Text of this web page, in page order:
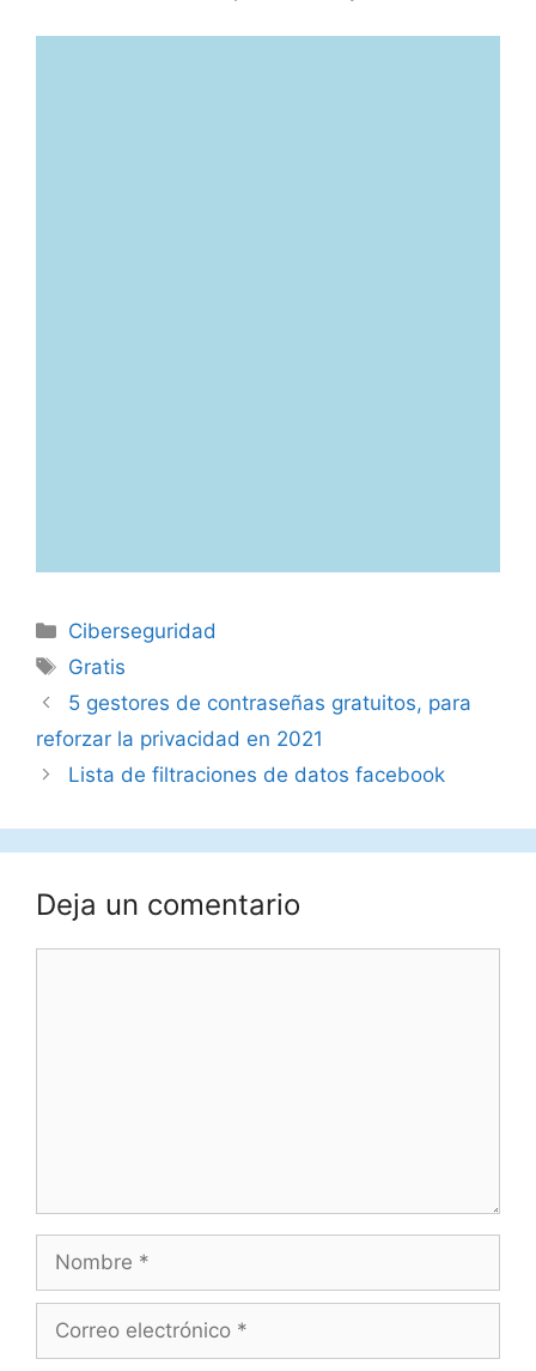
Categorías
Ciberseguridad
Etiquetas
Gratis
5 gestores de contraseñas gratuitos, para
reforzar la privacidad en 2021
Lista de filtraciones de datos facebook
Deja un comentario
electrónico